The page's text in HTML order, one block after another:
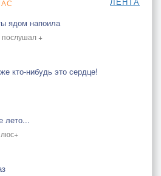
ядом напоила
послушал +
кто-нибудь это сердце!
лето...